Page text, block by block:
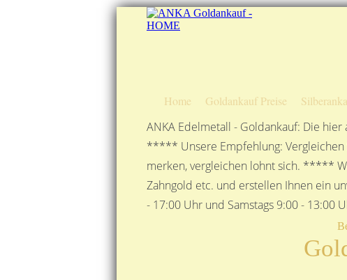
Home Goldankauf Preise
ANKA Edelmetall - Goldankauf: Die
***** Unsere Empfehlung: Vergleichen
merken, vergleichen lohnt sich. *****
Zahngold etc. und erstellen Ihnen ein
- 17:00 Uhr und Samstags 9:00 -